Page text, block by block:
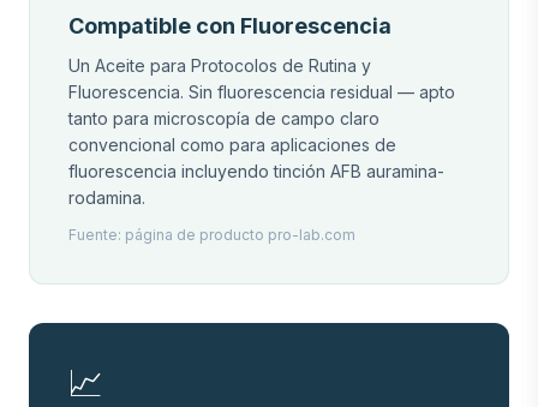
Compatible con Fluorescencia
Un Aceite para Protocolos de Rutina y
Fluorescencia. Sin fluorescencia residual — apto
tanto para microscopía de campo claro
convencional como para aplicaciones de
fluorescencia incluyendo tinción AFB auramina-
rodamina.
Fuente: página de producto pro-lab.com
📈